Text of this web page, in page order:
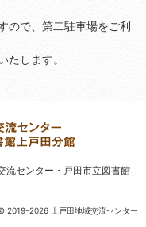
ので、第二駐車場をご利
たします。
2019-2026 上戸田地域交流センター
流センター・戸田市立図書館